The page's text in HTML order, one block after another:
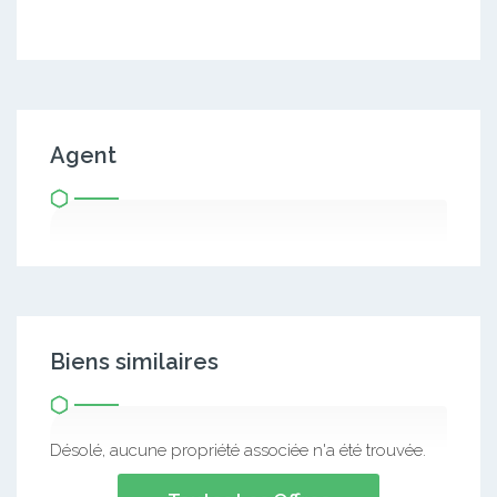
Agent
Biens similaires
Désolé, aucune propriété associée n'a été trouvée.